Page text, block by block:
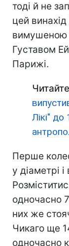
тоді й не
цей
вимушеною
Густавом
Парижі.
Лікі"
Перше
у діаметрі
одночасно
них же
Чикаго ще
одночасно